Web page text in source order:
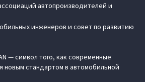
автопроизводителей и
инженеров и совет по развитию
— символ того, как современные
новым стандартом в автомобильной